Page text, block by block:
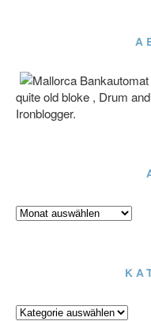
quite old bloke , Drum
Ironblogger.
Archiv
Kategorien